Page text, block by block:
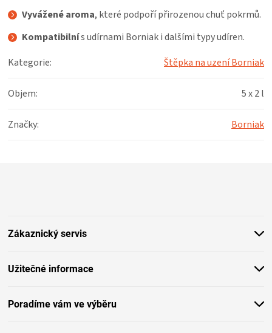
Vyvážené aroma, které podpoří přirozenou chuť pokrmů.
Kompatibilnís udírnami Borniak i dalšími typy udíren.
Kategorie: Štěpka na uzení Borniak
Objem: 5 x 2 l
Značky: Borniak
Zákaznický servis
Užitečné informace
Poradíme vám ve výběru